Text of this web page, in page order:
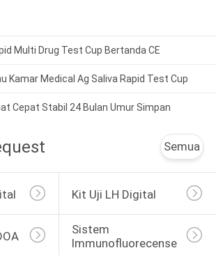
Multi Drug Test Cup Bertanda CE
Kamar Medical Ag Saliva Rapid Test Cup
Cepat Stabil 24 Bulan Umur Simpan
Semua
Kit Uji LH Digital
Sistem
Immunofluorecense